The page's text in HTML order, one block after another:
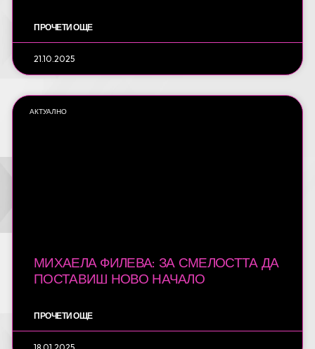
ПРОЧЕТИ ОЩЕ
21.10.2025
АКТУАЛНО
МИХАЕЛА ФИЛЕВА: ЗА СМЕЛОСТТА ДА
ПОСТАВИШ НОВО НАЧАЛО
ПРОЧЕТИ ОЩЕ